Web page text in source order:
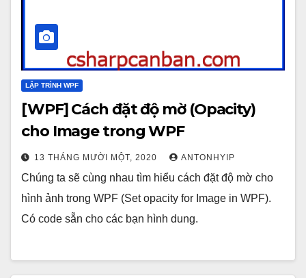
LẬP TRÌNH WPF
[WPF] Cách đặt độ mờ (Opacity)
cho Image trong WPF
13 THÁNG MƯỜI MỘT, 2020 ANTONHYIP
Chúng ta sẽ cùng nhau tìm hiểu cách đặt độ mờ cho
hình ảnh trong WPF (Set opacity for Image in WPF).
Có code sẵn cho các bạn hình dung.